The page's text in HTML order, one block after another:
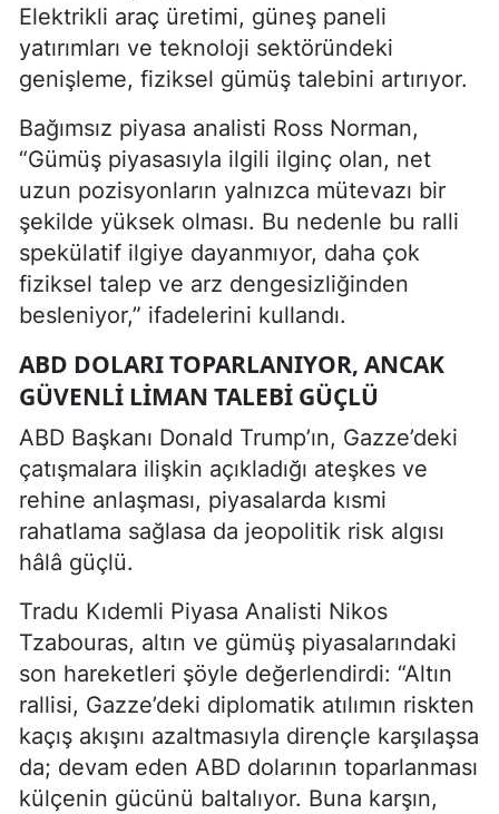
Elektrikli araç üretimi, güneş paneli
yatırımları ve teknoloji sektöründeki
genişleme, fiziksel gümüş talebini artırıyor.
Bağımsız piyasa analisti Ross Norman,
“Gümüş piyasasıyla ilgili ilginç olan, net
uzun pozisyonların yalnızca mütevazı bir
şekilde yüksek olması. Bu nedenle bu ralli
spekülatif ilgiye dayanmıyor, daha çok
fiziksel talep ve arz dengesizliğinden
besleniyor,” ifadelerini kullandı.
ABD DOLARI TOPARLANIYOR, ANCAK
GÜVENLI LIMAN TALEBI GÜÇLÜ
ABD Başkanı Donald Trump’ın, Gazze’deki
çatışmalara ilişkin açıkladığı ateşkes ve
rehine anlaşması, piyasalarda kısmi
rahatlama sağlasa da jeopolitik risk algısı
hâlâ güçlü.
Tradu Kıdemli Piyasa Analisti Nikos
Tzabouras, altın ve gümüş piyasalarındaki
son hareketleri şöyle değerlendirdi: “Altın
rallisi, Gazze’deki diplomatik atılımın riskten
kaçış akışını azaltmasıyla dirençle karşılaşsa
da; devam eden ABD dolarının toparlanması
külçenin gücünü baltalıyor. Buna karşın,